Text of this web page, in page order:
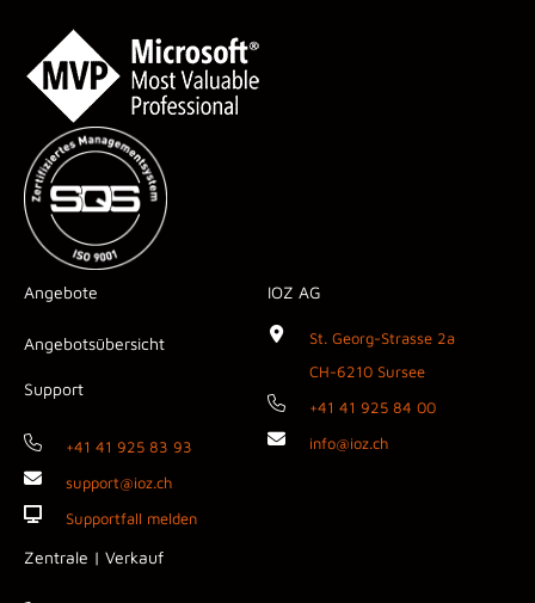
Angebote
Angebotsübersicht
Support
+41 41 925 83 93
support@ioz.ch
Supportfall melden
Zentrale | Verkauf
IOZ AG
St. Georg-Strasse 2a
CH-6210 Sursee
+41 41 925 84 00
info@ioz.ch